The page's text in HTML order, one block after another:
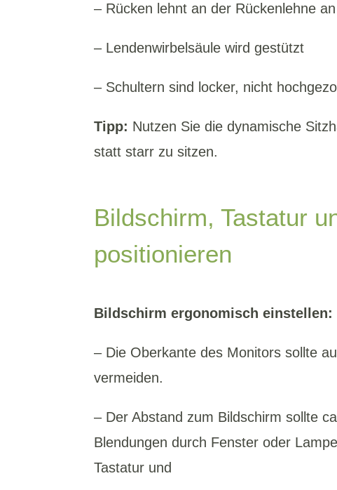
– Rücken lehnt an der Rückenlehne an
– Lendenwirbelsäule wird gestützt
– Schultern sind locker, nicht
Tipp: Nutzen Sie die dynamische
statt starr zu sitzen.
Bildschirm, Tastatur
positionieren
Bildschirm ergonomisch einstellen:
– Die Oberkante des Monitors sollte
vermeiden.
– Der Abstand zum Bildschirm sollte
Blendungen durch Fenster oder
Tastatur und